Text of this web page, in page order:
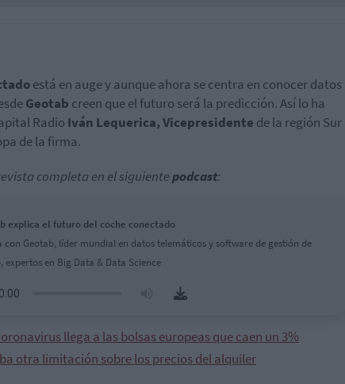
está en auge y aunque ahora se centra en conocer datos
Geotab creen que el futuro será la predicción. Así lo ha
Radio Iván Lequerica, Vicepresidente de la región Sur
de la firma.
completa en el siguientepodcast:
explica el futuro del coche conectado
con Geotab, líder mundial en datos telemáticos y software de gestión de
expertos en Big Data & Data Science
llega a las bolsas europeas que caen un 3%
otra limitación sobre los precios del alquiler